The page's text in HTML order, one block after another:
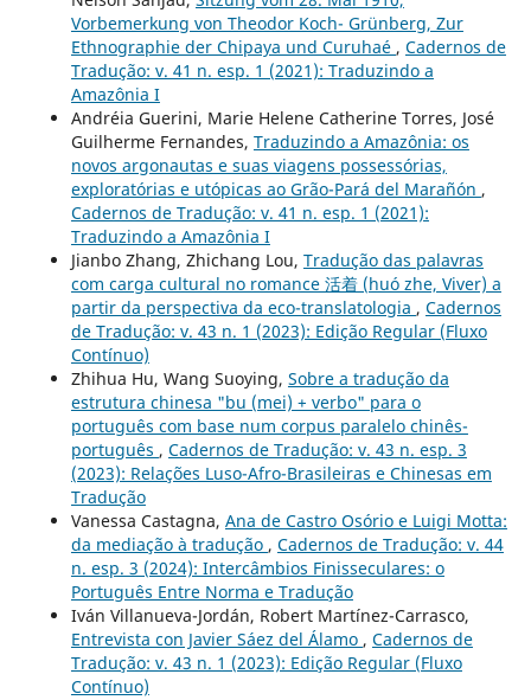
Vorbemerkung von Theodor Koch- Grünberg, Zur
Ethnographie der Chipaya und Curuhaé , Cadernos de
Tradução: v. 41 n. esp. 1 (2021): Traduzindo a
Amazônia I
Andréia Guerini, Marie Helene Catherine Torres, José
Guilherme Fernandes, Traduzindo a Amazônia: os
novos argonautas e suas viagens possessórias,
exploratórias e utópicas ao Grão-Pará del Marañón ,
Cadernos de Tradução: v. 41 n. esp. 1 (2021):
Traduzindo a Amazônia I
Jianbo Zhang, Zhichang Lou, Tradução das palavras
com carga cultural no romance 活着 (huó zhe, Viver) a
partir da perspectiva da eco-translatologia , Cadernos
de Tradução: v. 43 n. 1 (2023): Edição Regular (Fluxo
Contínuo)
Zhihua Hu, Wang Suoying, Sobre a tradução da
estrutura chinesa "bu (mei) + verbo" para o
português com base num corpus paralelo chinês-
português , Cadernos de Tradução: v. 43 n. esp. 3
(2023): Relações Luso-Afro-Brasileiras e Chinesas em
Tradução
Vanessa Castagna, Ana de Castro Osório e Luigi Motta:
da mediação à tradução , Cadernos de Tradução: v. 44
n. esp. 3 (2024): Intercâmbios Finisseculares: o
Português Entre Norma e Tradução
Iván Villanueva-Jordán, Robert Martínez-Carrasco,
Entrevista con Javier Sáez del Álamo , Cadernos de
Tradução: v. 43 n. 1 (2023): Edição Regular (Fluxo
Contínuo)